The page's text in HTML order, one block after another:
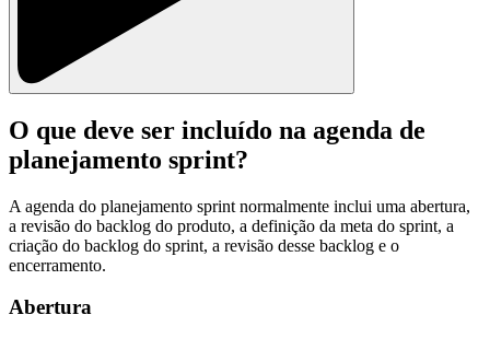
O que deve ser incluído na agenda de
planejamento sprint?
A agenda do planejamento sprint normalmente inclui uma abertura,
a revisão do backlog do produto, a definição da meta do sprint, a
criação do backlog do sprint, a revisão desse backlog e o
encerramento.
Abertura